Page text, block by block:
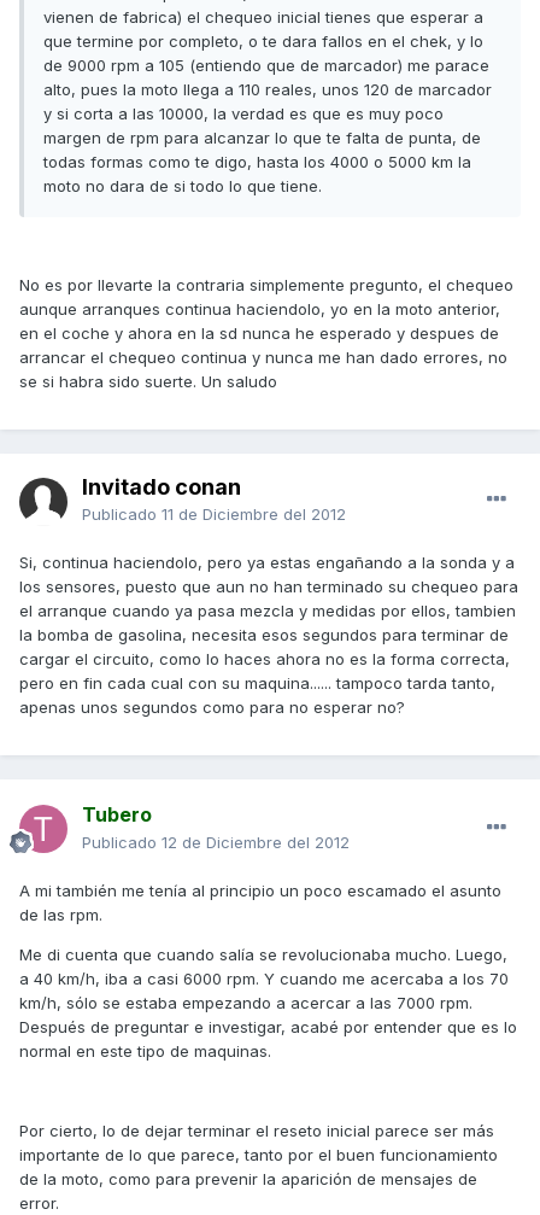
vienen de fabrica) el chequeo inicial tienes que esperar a
que termine por completo, o te dara fallos en el chek, y lo
de 9000 rpm a 105 (entiendo que de marcador) me parace
alto, pues la moto llega a 110 reales, unos 120 de marcador
y si corta a las 10000, la verdad es que es muy poco
margen de rpm para alcanzar lo que te falta de punta, de
todas formas como te digo, hasta los 4000 o 5000 km la
moto no dara de si todo lo que tiene.
No es por llevarte la contraria simplemente pregunto, el chequeo
aunque arranques continua haciendolo, yo en la moto anterior,
en el coche y ahora en la sd nunca he esperado y despues de
arrancar el chequeo continua y nunca me han dado errores, no
se si habra sido suerte. Un saludo
Invitado conan
Publicado 11 de Diciembre del 2012
Si, continua haciendolo, pero ya estas engañando a la sonda y a
los sensores, puesto que aun no han terminado su chequeo para
el arranque cuando ya pasa mezcla y medidas por ellos, tambien
la bomba de gasolina, necesita esos segundos para terminar de
cargar el circuito, como lo haces ahora no es la forma correcta,
pero en fin cada cual con su maquina...... tampoco tarda tanto,
apenas unos segundos como para no esperar no?
Tubero
Publicado 12 de Diciembre del 2012
A mi también me tenía al principio un poco escamado el asunto
de las rpm.
Me di cuenta que cuando salía se revolucionaba mucho. Luego,
a 40 km/h, iba a casi 6000 rpm. Y cuando me acercaba a los 70
km/h, sólo se estaba empezando a acercar a las 7000 rpm.
Después de preguntar e investigar, acabé por entender que es lo
normal en este tipo de maquinas.
Por cierto, lo de dejar terminar el reseto inicial parece ser más
importante de lo que parece, tanto por el buen funcionamiento
de la moto, como para prevenir la aparición de mensajes de
error.